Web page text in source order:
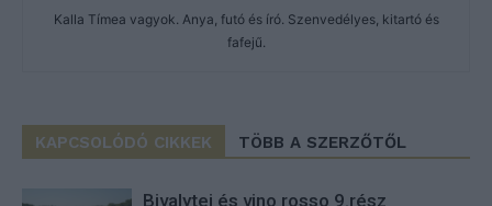
Kalla Tímea vagyok. Anya, futó és író. Szenvedélyes, kitartó és
fafejű.
KAPCSOLÓDÓ CIKKEK TÖBB A SZERZŐTŐL
Bivalytej és vino rosso 9.rész